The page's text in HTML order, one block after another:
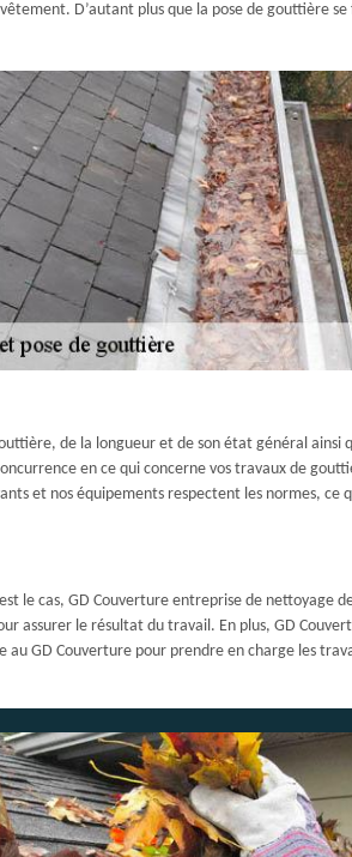
D’autant plus que la pose de gouttière
de la longueur et de son état général ainsi
en ce qui concerne vos travaux de
et nos équipements respectent les normes, ce
le cas, GD Couverture entreprise de nettoyage
assurer le résultat du travail. En plus, GD
au GD Couverture pour prendre en charge les